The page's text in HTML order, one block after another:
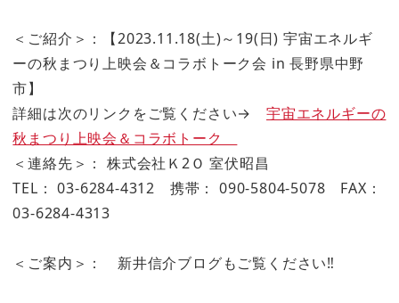
＜ご紹介＞：【2023.11.18(土)～19(日) 宇宙エネルギ
ーの秋まつり上映会＆コラボトーク会 in 長野県中野
市】
詳細は次のリンクをご覧ください→ 宇宙エネルギーの
秋まつり上映会＆コラボトーク
＜連絡先＞： 株式会社Ｋ2Ｏ 室伏昭昌
TEL： 03-6284-4312 携帯： 090-5804-5078 FAX：
03-6284-4313
＜ご案内＞： 新井信介ブログもご覧ください‼